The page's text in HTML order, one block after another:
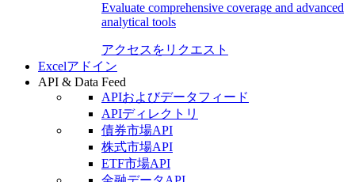
Evaluate comprehensive coverage and advanced
analytical tools
アクセスをリクエスト
Excelアドイン
API & Data Feed
APIおよびデータフィード
APIディレクトリ
債券市場API
株式市場API
ETF市場API